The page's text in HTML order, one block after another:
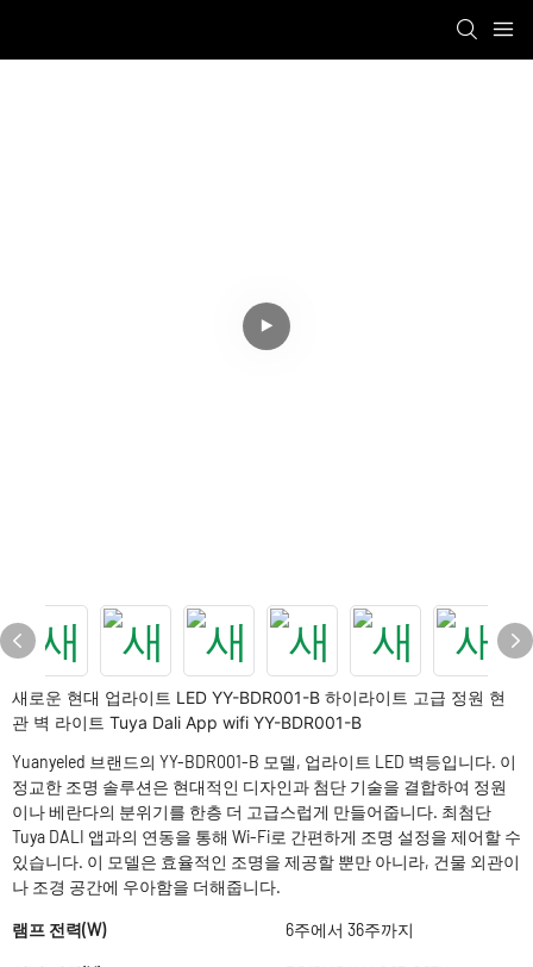
새로운 현대 업라이트 LED YY-BDR001-B 하이라이트 고급 정원 현
관 벽 라이트 Tuya Dali App wifi YY-BDR001-B
Yuanyeled 브랜드의 YY-BDR001-B 모델, 업라이트 LED 벽등입니다. 이
정교한 조명 솔루션은 현대적인 디자인과 첨단 기술을 결합하여 정원
이나 베란다의 분위기를 한층 더 고급스럽게 만들어줍니다. 최첨단
Tuya DALI 앱과의 연동을 통해 Wi-Fi로 간편하게 조명 설정을 제어할 수
있습니다. 이 모델은 효율적인 조명을 제공할 뿐만 아니라, 건물 외관이
나 조경 공간에 우아함을 더해줍니다.
램프 전력(W) 6주에서 36주까지